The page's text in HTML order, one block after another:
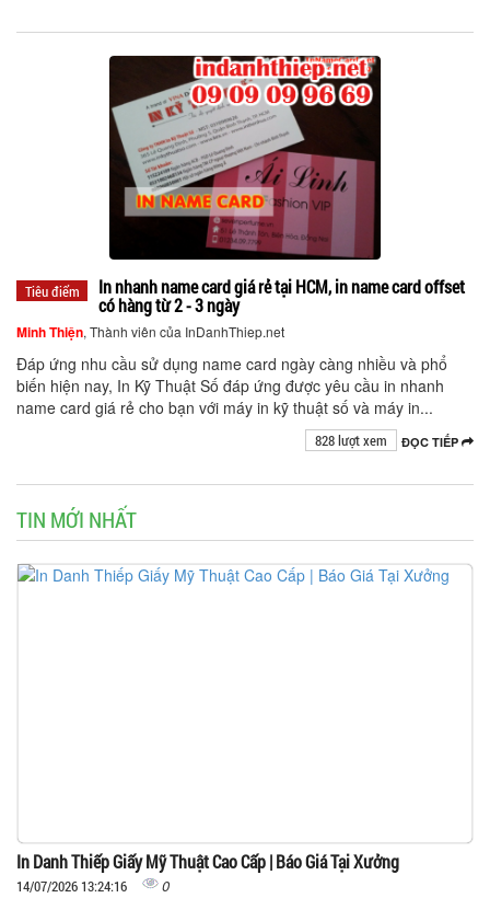
Tiêu điểm
In nhanh name card giá rẻ tại HCM, in name card offset
có hàng từ 2 - 3 ngày
Minh Thiện, Thành viên của InDanhThiep.net
Đáp ứng nhu cầu sử dụng name card ngày càng nhiều và phổ
biến hiện nay, In Kỹ Thuật Số đáp ứng được yêu cầu in nhanh
name card giá rẻ cho bạn với máy in kỹ thuật số và máy in...
ĐỌC TIẾP
828 lượt xem
TIN MỚI NHẤT
In Danh Thiếp Giấy Mỹ Thuật Cao Cấp | Báo Giá Tại Xưởng
14/07/2026 13:24:16 0